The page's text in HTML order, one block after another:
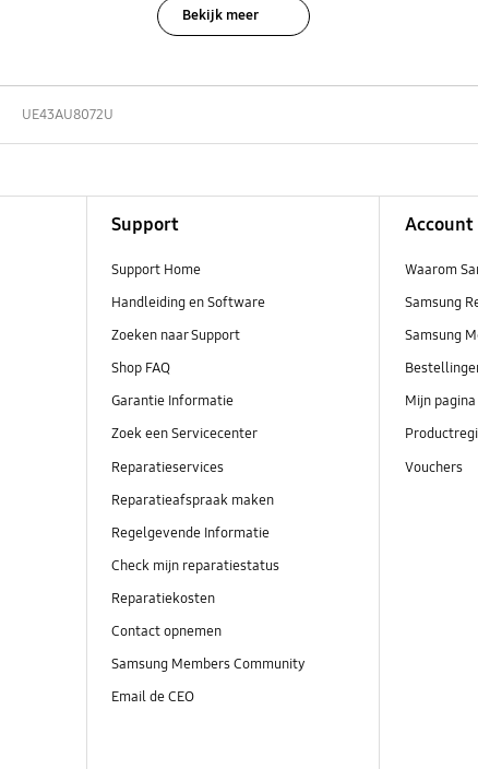
Bekijk meer
UE43AU8072U
Support
Support Home
Handleiding en Software
Zoeken naar Support
Shop FAQ
Garantie Informatie
Zoek een Servicecenter
Reparatieservices
Reparatieafspraak maken
Regelgevende Informatie
Check mijn reparatiestatus
Reparatiekosten
Contact opnemen
Samsung Members Community
Email de CEO
Account
Waarom
Samsung
Samsung
Mijn pagina
Vouchers